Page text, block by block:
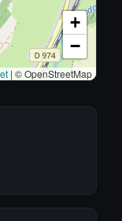
+
−
| © OpenStreetMap